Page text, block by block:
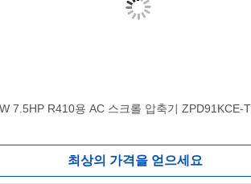
7.5HP R410용 AC 스크롤 압축기 ZPD91KCE-
최상의 가격을 얻으세요